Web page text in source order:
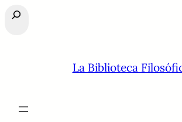
Buscar
La Biblioteca